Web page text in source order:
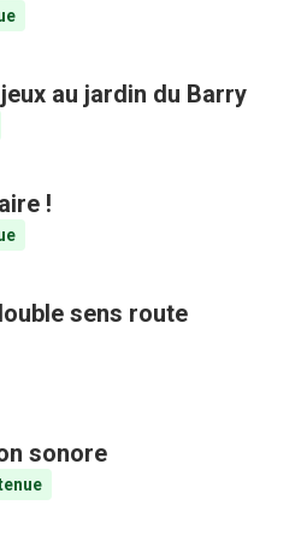
au jardin du Barry
!
sens route
sonore